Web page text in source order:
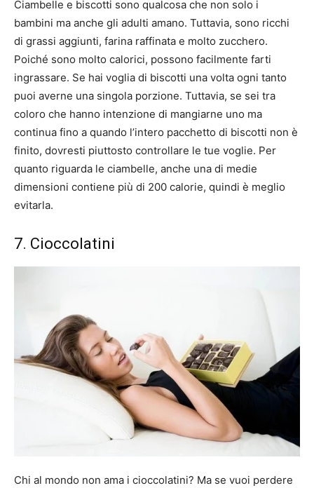
Ciambelle e biscotti sono qualcosa che non solo i
bambini ma anche gli adulti amano. Tuttavia, sono ricchi
di grassi aggiunti, farina raffinata e molto zucchero.
Poiché sono molto calorici, possono facilmente farti
ingrassare. Se hai voglia di biscotti una volta ogni tanto
puoi averne una singola porzione. Tuttavia, se sei tra
coloro che hanno intenzione di mangiarne uno ma
continua fino a quando l’intero pacchetto di biscotti non è
finito, dovresti piuttosto controllare le tue voglie. Per
quanto riguarda le ciambelle, anche una di medie
dimensioni contiene più di 200 calorie, quindi è meglio
evitarla.
7. Cioccolatini
Chi al mondo non ama i cioccolatini? Ma se vuoi perdere